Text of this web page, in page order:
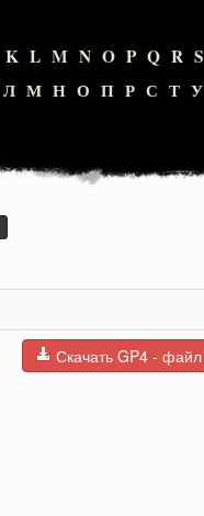
K L M N O P Q R S
Л М Н О П Р С Т У
Скачать GP4 - файл